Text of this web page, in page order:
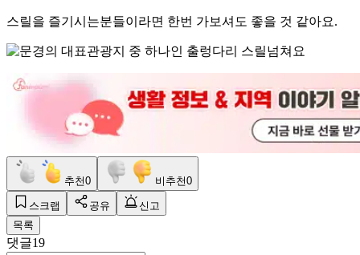
스릴을 즐기시는분들이라면 한번 가보셔도 좋을 것 같아요.
추천0 비추천0
스크랩 공유
신고
목록
댓글19